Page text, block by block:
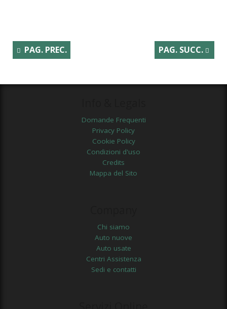
PAG. PREC. PAG. SUCC.
Domande Frequenti
Privacy Policy
Cookie Policy
Condizioni d'uso
Credits
Mappa del Sito
Chi siamo
Auto nuove
Auto usate
Centri Assistenza
Sedi e contatti